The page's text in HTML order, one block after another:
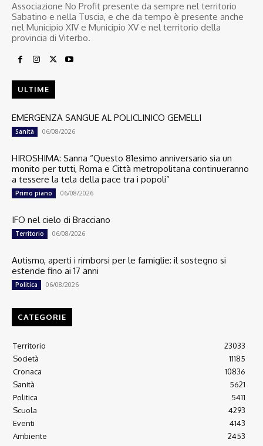
Associazione No Profit presente da sempre nel territorio
Sabatino e nella Tuscia, e che da tempo è presente anche
nel Municipio XIV e Municipio XV e nel territorio della
provincia di Viterbo.
ULTIME
EMERGENZA SANGUE AL POLICLINICO GEMELLI
Sanità 06/08/2026
HIROSHIMA: Sanna “Questo 81esimo anniversario sia un
monito per tutti, Roma e Città metropolitana continueranno
a tessere la tela della pace tra i popoli”
Primo piano 06/08/2026
IFO nel cielo di Bracciano
Territorio 06/08/2026
Autismo, aperti i rimborsi per le famiglie: il sostegno si
estende fino ai 17 anni
Politica 06/08/2026
CATEGORIE
Territorio
23033
Società
11185
Cronaca
10836
Sanità
5621
Politica
5411
Scuola
4293
Eventi
4143
Ambiente
2453